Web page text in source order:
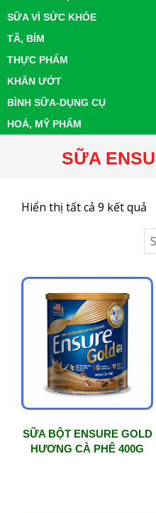
SỮA VÌ SỨC KHỎE
TÃ, BỈM
THỰC PHẨM
KHĂN ƯỚT
BÌNH SỮA-DỤNG CỤ
HOÁ, MỸ PHẨM
SỮA
Hiển thị tất cả 9 kết quả
SỮA BỘT ENSURE GOLD
HƯƠNG CÀ PHÊ 400G